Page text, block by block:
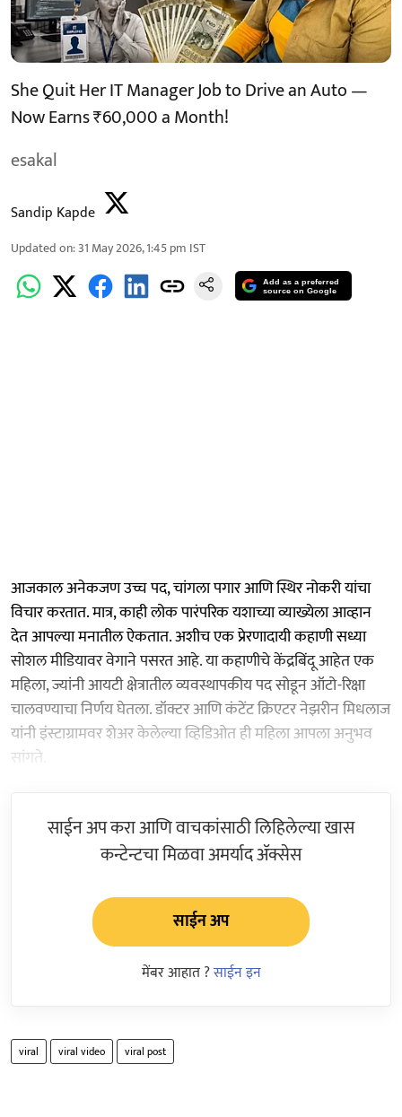
She Quit Her IT Manager Job to Drive an Auto —
Now Earns ₹60,000 a Month!
esakal
Sandip Kapde
Updated on:31 May 2026, 1:45 pm IST
Add as a preferred
source on Google
आजकाल अनेकजण उच्च पद, चांगला पगार आणि स्थिर नोकरी यांचा
विचार करतात. मात्र, काही लोक पारंपरिक यशाच्या व्याख्येला आव्हान
देत आपल्या मनातील ऐकतात. अशीच एक प्रेरणादायी कहाणी सध्या
सोशल मीडियावर वेगाने पसरत आहे. या कहाणीचे केंद्रबिंदू आहेत एक
महिला, ज्यांनी आयटी क्षेत्रातील व्यवस्थापकीय पद सोडून ऑटो-रिक्षा
चालवण्याचा निर्णय घेतला. डॉक्टर आणि कंटेंट क्रिएटर नेझरीन मिधलाज
यांनी इंस्टाग्रामवर शेअर केलेल्या व्हिडिओत ही महिला आपला अनुभव
सांगते.
साईन अप करा आणि वाचकांसाठी लिहिलेल्या खास
कन्टेन्टचा मिळवा अमर्याद ॲक्सेस
साईन अप
मेंबर आहात ?साईन इन
viral viral video viral post